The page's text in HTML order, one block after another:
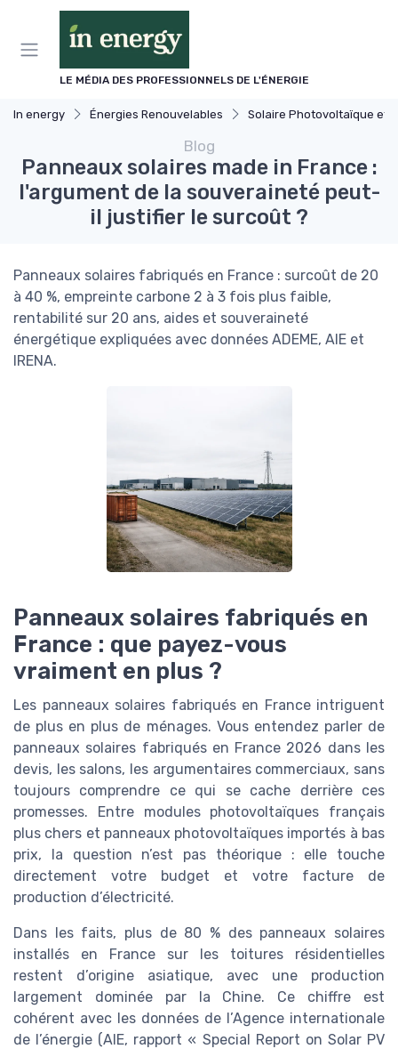
LE MÉDIA DES PROFESSIONNELS DE L'ÉNERGIE
In energy Énergies Renouvelables Solaire Photovoltaïque et Thermique
Blog
Panneaux solaires made in France :
l'argument de la souveraineté peut-
il justifier le surcoût ?
Panneaux solaires fabriqués en France : surcoût de 20
à 40 %, empreinte carbone 2 à 3 fois plus faible,
rentabilité sur 20 ans, aides et souveraineté
énergétique expliquées avec données ADEME, AIE et
IRENA.
Panneaux solaires fabriqués en
France : que payez-vous
vraiment en plus ?
Les panneaux solaires fabriqués en France intriguent
de plus en plus de ménages. Vous entendez parler de
panneaux solaires fabriqués en France 2026 dans les
devis, les salons, les argumentaires commerciaux, sans
toujours comprendre ce qui se cache derrière ces
promesses. Entre modules photovoltaïques français
plus chers et panneaux photovoltaïques importés à bas
prix, la question n’est pas théorique : elle touche
directement votre budget et votre facture de
production d’électricité.
Dans les faits, plus de 80 % des panneaux solaires
installés en France sur les toitures résidentielles
restent d’origine asiatique, avec une production
largement dominée par la Chine. Ce chiffre est
cohérent avec les données de l’Agence internationale
de l’énergie (AIE, rapport « Special Report on Solar PV
Panneau de gestion des cookies